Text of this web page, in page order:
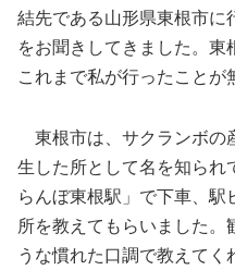
結先である山形県東根市に
をお聞きしてきました。東
これまで私が行ったことが
東根市は、サクランボの
生した所として名を知られ
らんぼ東根駅」で下車、駅
所を教えてもらいました。
うな慣れた口調で教えて